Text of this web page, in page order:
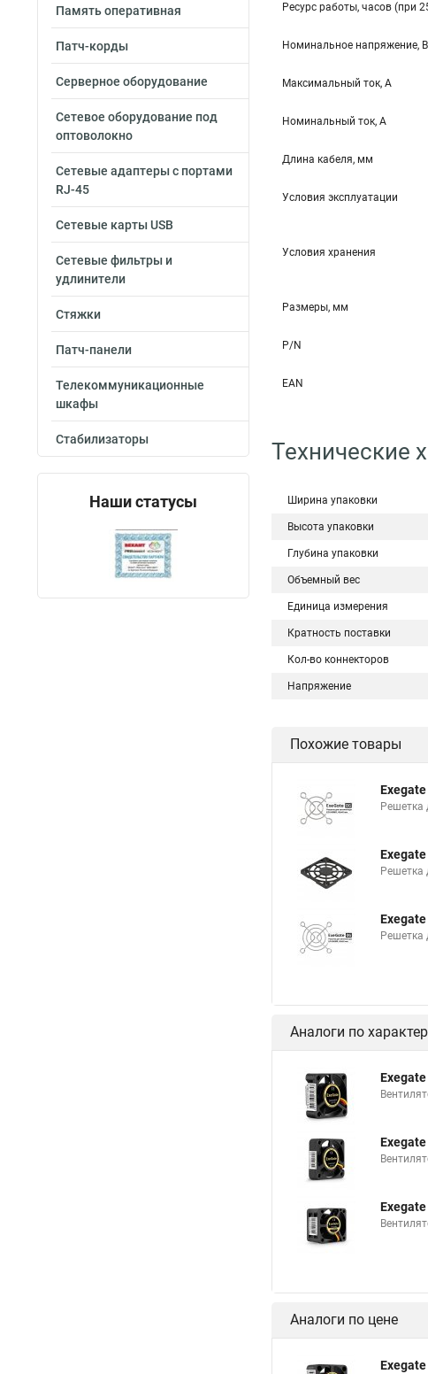
Память оперативная
Патч-корды
Серверное оборудование
Сетевое оборудование под
оптоволокно
Сетевые адаптеры с портами
RJ-45
Сетевые карты USB
Сетевые фильтры и
удлинители
Стяжки
Патч-панели
Телекоммуникационные
шкафы
Стабилизаторы
Наши статусы
Ресурс работы, часов (при
Номинальное напряжение, В
Максимальный ток, А
Номинальный ток, А
Длина кабеля, мм
Условия эксплуатации
Условия хранения
Размеры, мм
P/N
EAN
Технические
Ширина упаковки
Высота упаковки
Глубина упаковки
Объемный вес
Единица измерения
Кратность поставки
Кол-во коннекторов
Напряжение
Похожие товары
Решетка
Решетка
Решетка
Аналоги по
Exegate
Exegate
Аналоги по цене
Exegate